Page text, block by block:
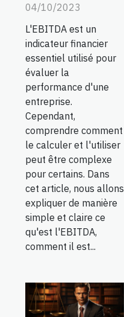
04/10/2023
L'EBITDA est un
indicateur financier
essentiel utilisé pour
évaluer la
performance d'une
entreprise.
Cependant,
comprendre comment
le calculer et l'utiliser
peut être complexe
pour certains. Dans
cet article, nous allons
expliquer de manière
simple et claire ce
qu'est l'EBITDA,
comment il est...